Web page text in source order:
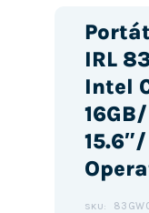
IRL
Intel
SKU: